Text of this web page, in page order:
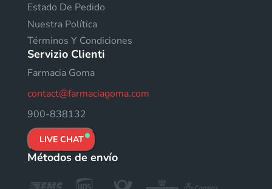
Estado De Pedido
Nuestra Política
Términos Y Condiciones
Servizio Clienti
Farmacia Goma
contact@farmaciagoma.com
900-838132
LIVE CHAT
Métodos de envío